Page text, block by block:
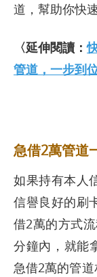
道，幫助你快
〈延伸閱讀：
管道，一步到
急借2萬管道
如果持有本人
信譽良好的刷
借2萬的方式
分鐘內，就能
急借2萬的管